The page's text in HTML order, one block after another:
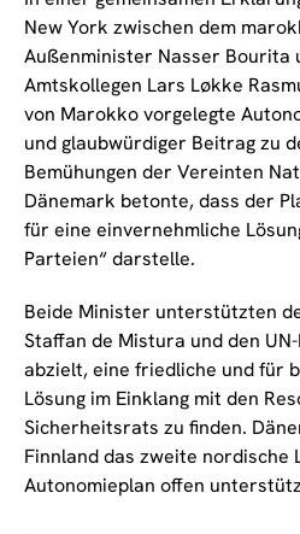
New York zwischen dem
Außenminister Nasser Bourita
Amtskollegen Lars Løkke
von Marokko vorgelegte
und glaubwürdiger Beitrag zu
Bemühungen der Vereinten
Dänemark betonte, dass der
für eine einvernehmliche
Parteien“ darstelle.
Beide Minister unterstützten
Staffan de Mistura und den
abzielt, eine friedliche und für
Lösung im Einklang mit den
Sicherheitsrats zu finden.
Finnland das zweite nordische
Autonomieplan offen